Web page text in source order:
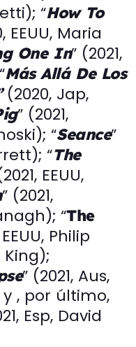
“How To
EEUU, Maria
One In” (2021,
Más Allá De Los
(2020, Jap,
” (2021,
“Seance”
“The
EEUU,
” (2021,
“The
Philip
” (2021, Aus,
, por último,
Esp, David